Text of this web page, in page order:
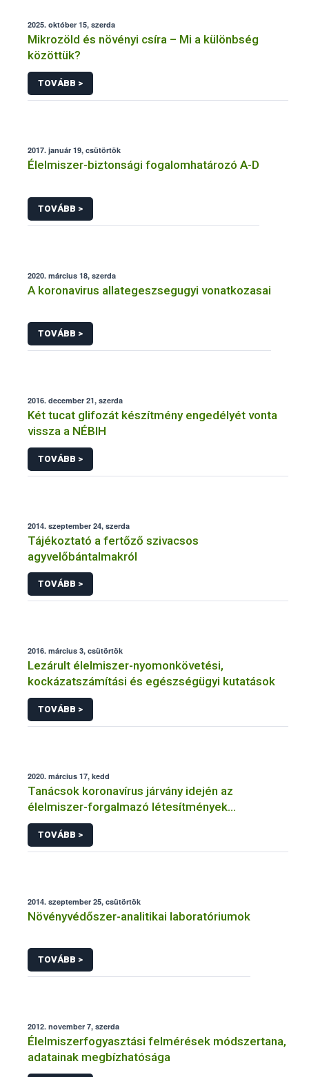
2025. október 15, szerda
Mikrozöld és növényi csíra – Mi a különbség
közöttük?
TOVÁBB >
2017. január 19, csütörtök
Élelmiszer-biztonsági fogalomhatározó A-D
TOVÁBB >
2020. március 18, szerda
A koronavirus allategeszsegugyi vonatkozasai
TOVÁBB >
2016. december 21, szerda
Két tucat glifozát készítmény engedélyét vonta
vissza a NÉBIH
TOVÁBB >
2014. szeptember 24, szerda
Tájékoztató a fertőző szivacsos
agyvelőbántalmakról
TOVÁBB >
2016. március 3, csütörtök
Lezárult élelmiszer-nyomonkövetési,
kockázatszámítási és egészségügyi kutatások
TOVÁBB >
2020. március 17, kedd
Tanácsok koronavírus járvány idején az
élelmiszer-forgalmazó létesítmények
üzemeltetőinek
TOVÁBB >
2014. szeptember 25, csütörtök
Növényvédőszer-analitikai laboratóriumok
TOVÁBB >
2012. november 7, szerda
Élelmiszerfogyasztási felmérések módszertana,
adatainak megbízhatósága